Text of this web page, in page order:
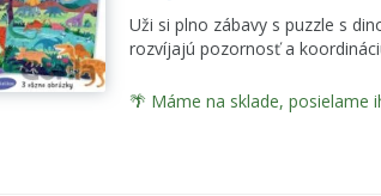
Uži si plno zábavy s puzzle s
rozvíjajú pozornosť a
🌴 Máme na sklade, posielame